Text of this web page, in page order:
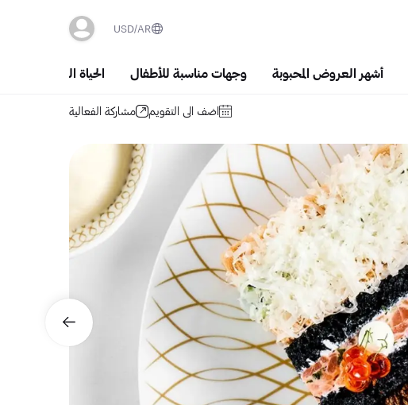
AR
USD
أشهر العروض المحبوبة وجهات مناسبة للأطفال الحياة الليلية والسَهَر
اضف الى التقويم مشاركة الفعالية